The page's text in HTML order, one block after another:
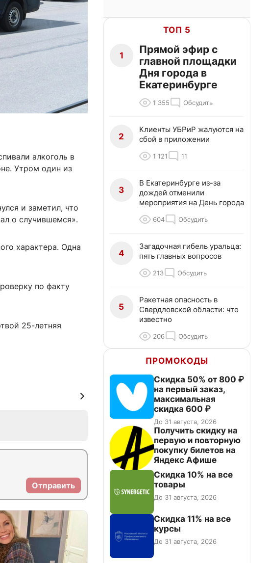
алкоголь в
Утром один из
и заметил, что
о случившемся».
характера. Одна
по факту
25-летняя
Отправить
ТОП 5
1
Прямой эфир с
главной площадки
Дня города в
Екатеринбурге
1 355 Обсудить
2
Клиенты УБРиР жалуются на
сбой в приложении
1 121 11
3
В Екатеринбурге из-за
дождей отменили
мероприятия на День города
604 Обсудить
4
Загадочная гибель уральца:
пять главных вопросов
213 Обсудить
5
Ракетная опасность в
Свердловской области: что
известно
206 Обсудить
ПРОМОКОДЫ
Скидка 50% от 800 ₽
на первый заказ,
максимальная
скидка 600 ₽
До 31 августа, 2026
Получить скидку на
первую и повторную
покупку билетов на
Яндекс Афише
Скидка 10% на все
товары
До 31 августа, 2026
Скидка 11% на все
курсы
До 31 августа, 2026